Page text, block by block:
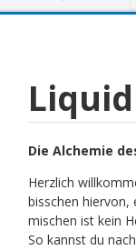
Die Alchemie
Herzlich
bisschen hiervon,
mischen ist kein
So kannst du